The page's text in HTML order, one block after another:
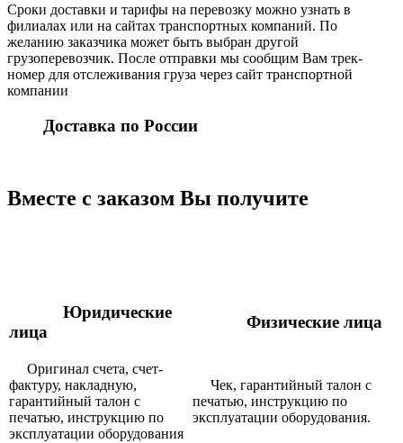
Сроки доставки и тарифы на перевозку можно узнать в
филиалах или на сайтах транспортных компаний. По
желанию заказчика может быть выбран другой
грузоперевозчик. После отправки мы сообщим Вам трек-
номер для отслеживания груза через сайт транспортной
компании
Доставка по России
Вместе с заказом Вы получите
Юридические
лица
Физические лица
Оригинал счета, счет-
фактуру, накладную,
гарантийный талон с
печатью, инструкцию по
эксплуатации оборудования
Чек, гарантийный талон с
печатью, инструкцию по
эксплуатации оборудования.